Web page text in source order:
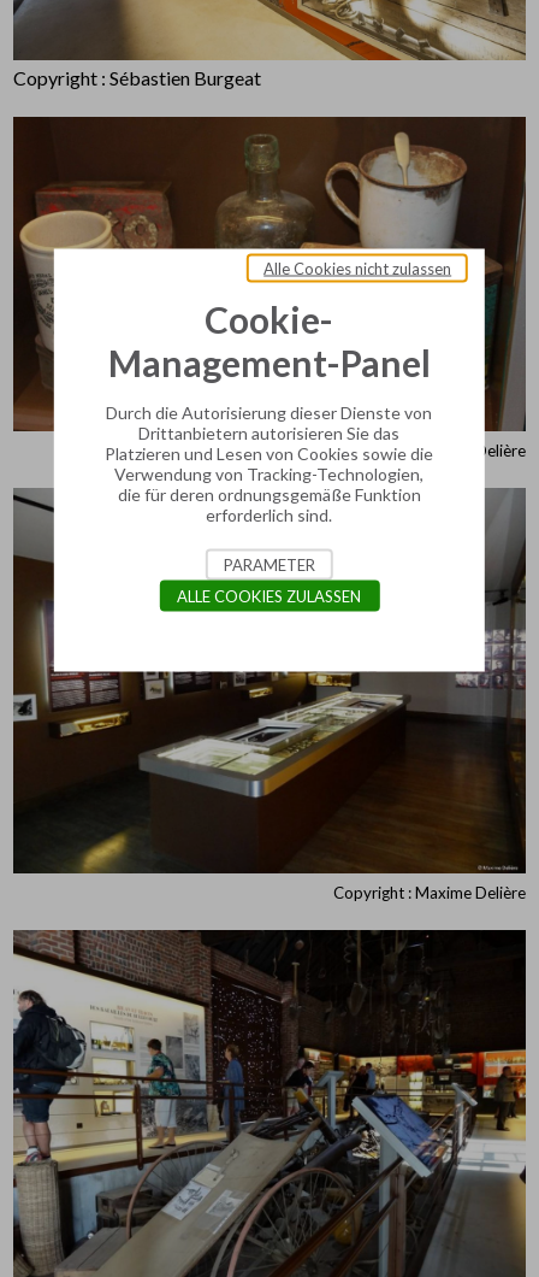
Copyright : Sébastien Burgeat
Copyright : Maxime Delière
Copyright : Maxime Delière
Cookie-
Management-Panel
Durch die Autorisierung dieser Dienste von
Drittanbietern autorisieren Sie das
Platzieren und Lesen von Cookies sowie die
Verwendung von Tracking-Technologien,
die für deren ordnungsgemäße Funktion
erforderlich sind.
Alle Cookies nicht zulassen
PARAMETER
ALLE COOKIES ZULASSEN